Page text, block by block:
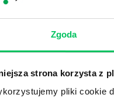
Zgoda
strona korzysta z
pliki cookie